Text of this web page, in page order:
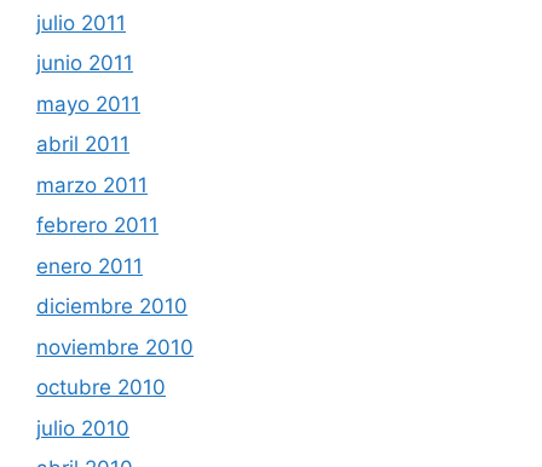
julio 2011
junio 2011
mayo 2011
abril 2011
marzo 2011
febrero 2011
enero 2011
diciembre 2010
noviembre 2010
octubre 2010
julio 2010